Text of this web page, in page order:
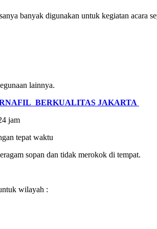
banyak digunakan untuk kegiatan acara
lainnya.
BERKUALITAS JAKARTA
jam
tepat waktu
sopan dan tidak merokok di tempat.
wilayah :